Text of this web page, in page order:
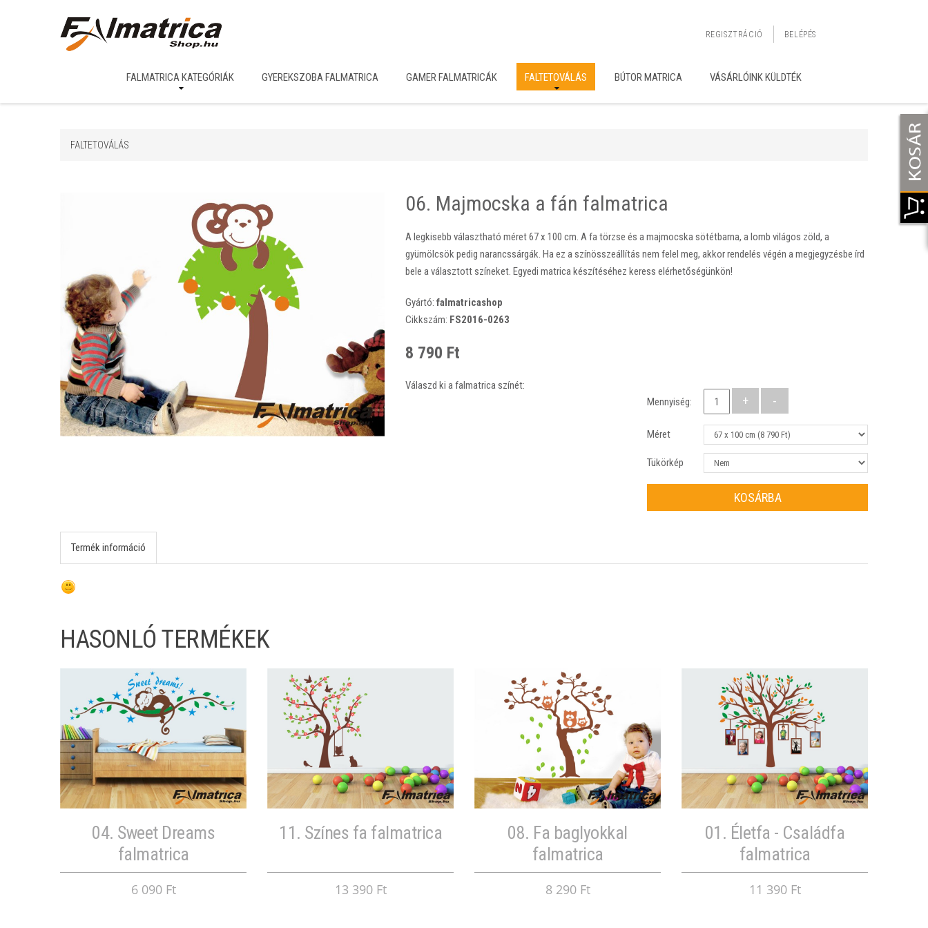
REGISZTRÁCIÓ BELÉPÉS
FALMATRICA KATEGÓRIÁK GYEREKSZOBA FALMATRICA GAMER FALMATRICÁK FALTETOVÁLÁS BÚTOR MATRICA VÁSÁRLÓINK KÜLDTÉK
FALTETOVÁLÁS
06. Majmocska a fán falmatrica
A legkisebb választható méret 67 x 100 cm. A fa törzse és a majmocska sötétbarna, a lomb világos zöld, a
gyümölcsök pedig narancssárgák. Ha ez a színösszeállítás nem felel meg, akkor rendelés végén a megjegyzésbe írd
bele a választott színeket. Egyedi matrica készítéséhez keress elérhetőségünkön!
Gyártó: falmatricashop
Cikkszám: FS2016-0263
8 790 Ft
Válaszd ki a falmatrica színét:
Mennyiség:
Méret
Tükörkép
KOSÁRBA
Termék információ
HASONLÓ TERMÉKEK
04. Sweet Dreams
falmatrica
6 090 Ft
11. Színes fa falmatrica
13 390 Ft
08. Fa baglyokkal
falmatrica
8 290 Ft
01. Életfa - Családfa
falmatrica
11 390 Ft